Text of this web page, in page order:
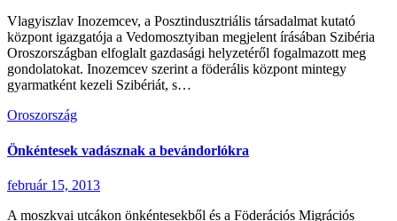
Vlagyiszlav Inozemcev, a Posztindusztriális társadalmat kutató
központ igazgatója a Vedomosztyiban megjelent írásában Szibéria
Oroszországban elfoglalt gazdasági helyzetéről fogalmazott meg
gondolatokat. Inozemcev szerint a föderális központ mintegy
gyarmatként kezeli Szibériát, s…
Oroszország
Önkéntesek vadásznak a bevándorlókra
február 15, 2013
A moszkvai utcákon önkéntesekből és a Föderációs Migrációs